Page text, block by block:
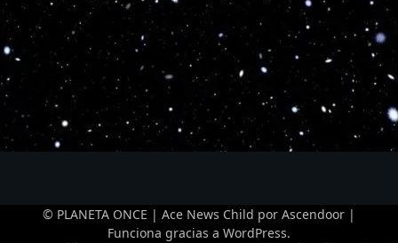
© PLANETA ONCE | Ace News Child por Ascendoor |
Funciona gracias a WordPress.